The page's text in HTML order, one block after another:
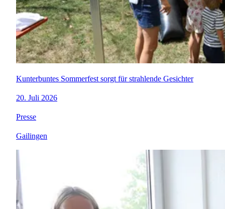
Kunterbuntes Sommerfest sorgt für strahlende Gesichter
20. Juli 2026
Presse
Gailingen